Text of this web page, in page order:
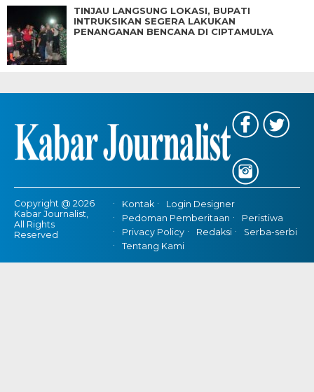
TINJAU LANGSUNG LOKASI, BUPATI
INTRUKSIKAN SEGERA LAKUKAN
PENANGANAN BENCANA DI CIPTAMULYA
Copyright @ 2026
Kabar Journalist,
All Rights
Reserved
Kontak
Login Designer
Pedoman Pemberitaan
Peristiwa
Privacy Policy
Redaksi
Serba-serbi
Tentang Kami